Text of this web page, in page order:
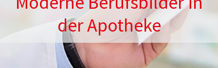
der Apotheke